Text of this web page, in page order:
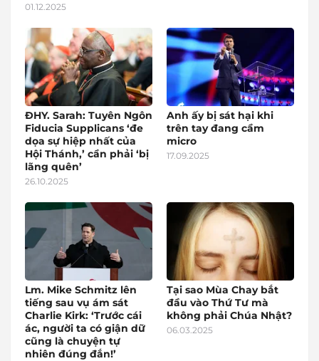
01.12.2025
ĐHY. Sarah: Tuyên Ngôn
Fiducia Supplicans ‘đe
dọa sự hiệp nhất của
Hội Thánh,’ cần phải ‘bị
lãng quên’
26.10.2025
Anh ấy bị sát hại khi
trên tay đang cầm
micro
17.09.2025
Lm. Mike Schmitz lên
tiếng sau vụ ám sát
Charlie Kirk: ‘Trước cái
ác, người ta có giận dữ
cũng là chuyện tự
nhiên đúng đắn!’
Tại sao Mùa Chay bắt
đầu vào Thứ Tư mà
không phải Chúa Nhật?
06.03.2025